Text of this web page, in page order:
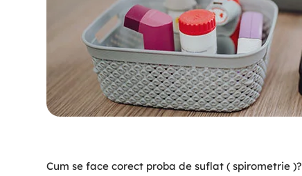
Cum se face corect proba de suflat ( spirometrie )?